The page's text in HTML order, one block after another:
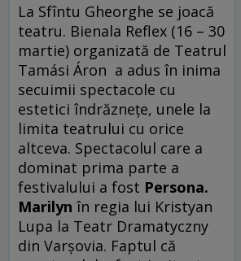
La Sfîntu Gheorghe se joacă
teatru. Bienala Reflex (16 – 30
martie) organizată de Teatrul
Tamási Áron a adus în inima
secuimii spectacole cu
estetici îndrăzneţe, unele la
limita teatrului cu orice
altceva. Spectacolul care a
dominat prima parte a
festivalului a fost Persona.
Marilyn în regia lui Kristyan
Lupa la Teatr Dramatyczny
din Varşovia. Faptul că